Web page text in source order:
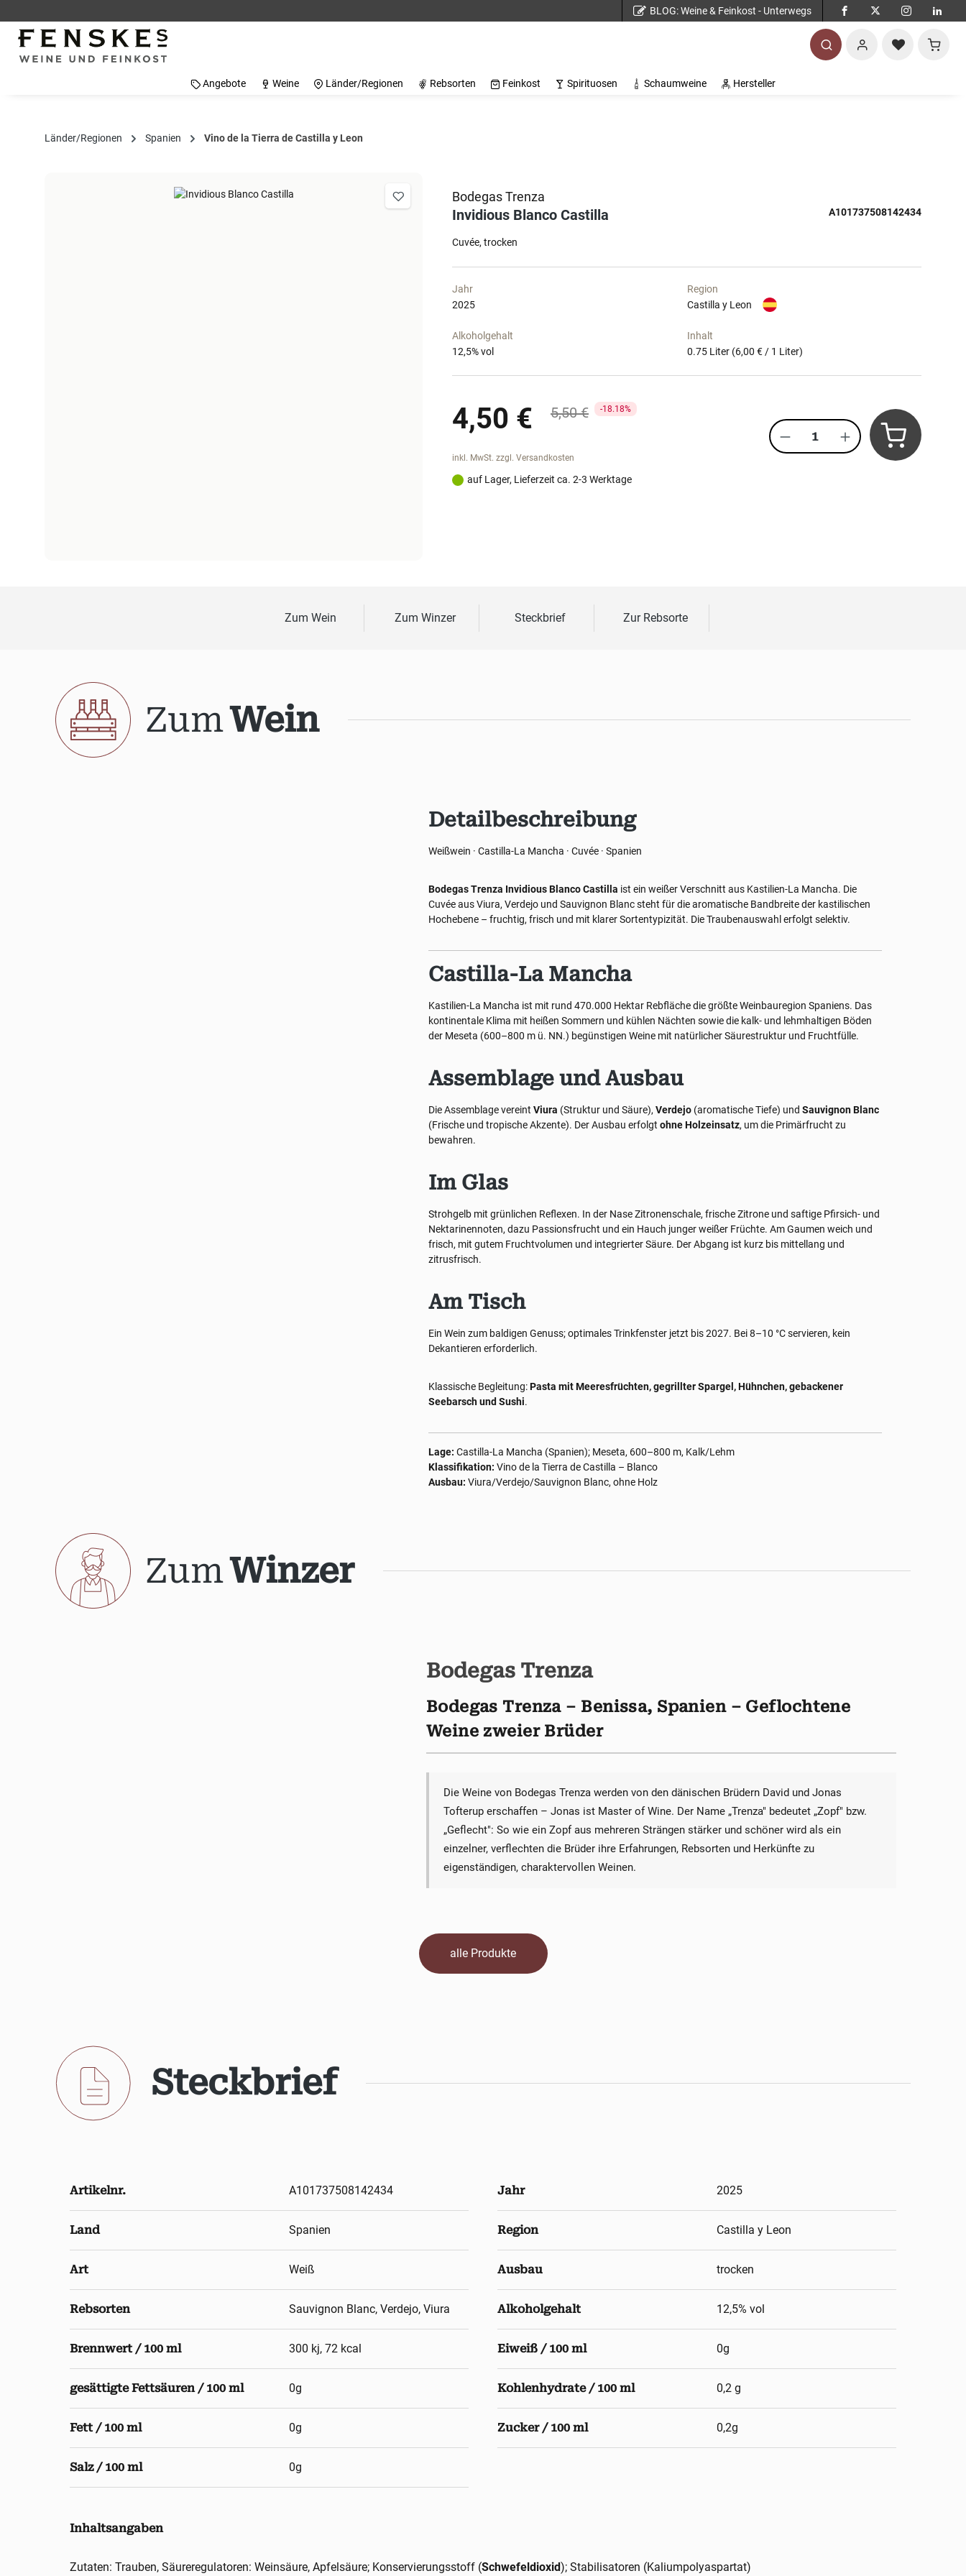
BLOG: Weine & Feinkost - Unterwegs
Angebote Weine Länder/Regionen Rebsorten Feinkost Spirituosen Schaumweine Hersteller
Länder/Regionen Spanien Vino de la Tierra de Castilla y Leon
Bodegas Trenza
Invidious Blanco Castilla A101737508142434
Cuvée trocken
Jahr
2025
Region
Castilla y Leon
Alkoholgehalt
12,5% vol
Inhalt
0.75 Liter (6,00 € / 1 Liter)
4,50 € Regulärer Preis:
5,50 € 18.18%
inkl. MwSt. zzgl. Versandkosten
Produkt Anzahl: Gib den
auf Lager, Lieferzeit ca. 2-3 Werktage
Zum Wein Zum Winzer Steckbrief Zur Rebsorte
ZumWein
Detailbeschreibung
Weißwein · Castilla-La Mancha · Cuvée · Spanien
Bodegas Trenza Invidious Blanco Castilla ist ein weißer Verschnitt aus Kastilien-La Mancha. Die
Cuvée aus Viura, Verdejo und Sauvignon Blanc steht für die aromatische Bandbreite der kastilischen
Hochebene – fruchtig, frisch und mit klarer Sortentypizität. Die Traubenauswahl erfolgt selektiv.
Castilla-La Mancha
Kastilien-La Mancha ist mit rund 470.000 Hektar Rebfläche die größte Weinbauregion Spaniens. Das
kontinentale Klima mit heißen Sommern und kühlen Nächten sowie die kalk- und lehmhaltigen Böden
der Meseta (600–800 m ü. NN.) begünstigen Weine mit natürlicher Säurestruktur und Fruchtfülle.
Assemblage und Ausbau
Die Assemblage vereintViura (Struktur und Säure),Verdejo (aromatische Tiefe) undSauvignon Blanc
(Frische und tropische Akzente). Der Ausbau erfolgtohne Holzeinsatz, um die Primärfrucht zu
bewahren.
Im Glas
Strohgelb mit grünlichen Reflexen. In der Nase Zitronenschale, frische Zitrone und saftige Pfirsich- und
Nektarinennoten, dazu Passionsfrucht und ein Hauch junger weißer Früchte. Am Gaumen weich und
frisch, mit gutem Fruchtvolumen und integrierter Säure. Der Abgang ist kurz bis mittellang und
zitrusfrisch.
Am Tisch
Ein Wein zum baldigen Genuss; optimales Trinkfenster jetzt bis 2027. Bei 8–10 °C servieren, kein
Dekantieren erforderlich.
Klassische Begleitung:Pasta mit Meeresfrüchten, gegrillter Spargel, Hühnchen, gebackener
Seebarsch und Sushi.
Lage: Castilla-La Mancha (Spanien); Meseta, 600–800 m, Kalk/Lehm
Klassifikation: Vino de la Tierra de Castilla – Blanco
Ausbau: Viura/Verdejo/Sauvignon Blanc, ohne Holz
ZumWinzer
Bodegas Trenza
Bodegas Trenza – Benissa, Spanien – Geflochtene
Weine zweier Brüder
Die Weine von Bodegas Trenza werden von den dänischen Brüdern David und Jonas
Tofterup erschaffen – Jonas ist Master of Wine. Der Name „Trenza" bedeutet „Zopf" bzw.
„Geflecht": So wie ein Zopf aus mehreren Strängen stärker und schöner wird als ein
einzelner, verflechten die Brüder ihre Erfahrungen, Rebsorten und Herkünfte zu
eigenständigen, charaktervollen Weinen.
alle Produkte
Steckbrief
Artikelnr. A101737508142434 Jahr 2025
Land Spanien Region Castilla y Leon
Art Weiß Ausbau trocken
Rebsorten Sauvignon Blanc, Verdejo, Viura Alkoholgehalt 12,5% vol
Brennwert / 100 ml 300 kj, 72 kcal Eiweiß / 100 ml 0g
gesättigte Fettsäuren / 100 ml 0g Kohlenhydrate / 100 ml 0,2 g
Fett / 100 ml 0g Zucker / 100 ml 0,2g
Salz / 100 ml 0g
Inhaltsangaben
Zutaten: Trauben, Säureregulatoren: Weinsäure, Apfelsäure; Konservierungsstoff (Schwefeldioxid); Stabilisatoren (Kaliumpolyaspartat)